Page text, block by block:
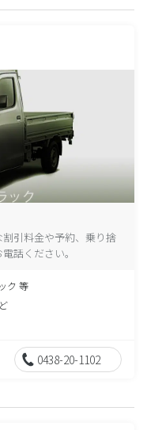
引料金や予約、乗り捨
話ください。
ク 等
0438-20-1102